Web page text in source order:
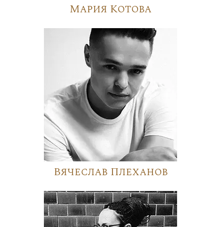
Мария Котова
Вячеслав Плеханов